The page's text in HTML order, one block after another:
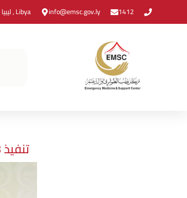
1412
info@emsc.gov.ly Libya , ليبيا
تنفيذ 48 رحلة نقل طبي لمرضى غسيل الكلى خلال شهر يناير في سبها